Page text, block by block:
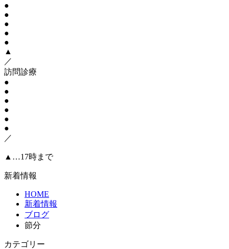
●
●
●
●
●
▲
／
訪問診療
●
●
●
●
●
●
／
▲…17時まで
新着情報
HOME
新着情報
ブログ
節分
カテゴリー